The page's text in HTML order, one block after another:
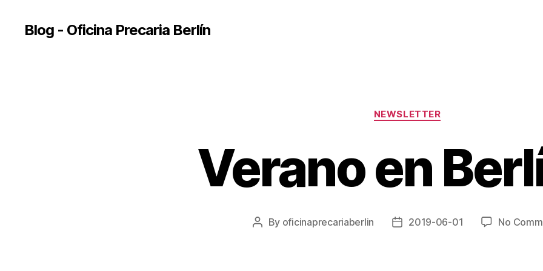
Blog - Oficina Precaria Berlín
Categories
NEWSLETTER
Verano en
Post
By oficinaprecariaberlin
Post2019-06-01 No